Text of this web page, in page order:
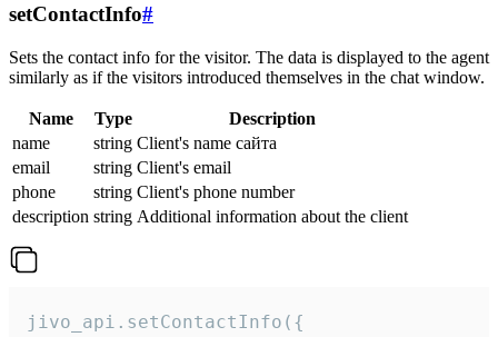
setContactInfo#
Sets the contact info for the visitor. The data is displayed to the agent
similarly as if the visitors introduced themselves in the chat window.
Name Type
Description
name
string Client's name сайта
email
string Client's email
phone
string Client's phone number
description string Additional information about the client
jivo_api.setContactInfo({